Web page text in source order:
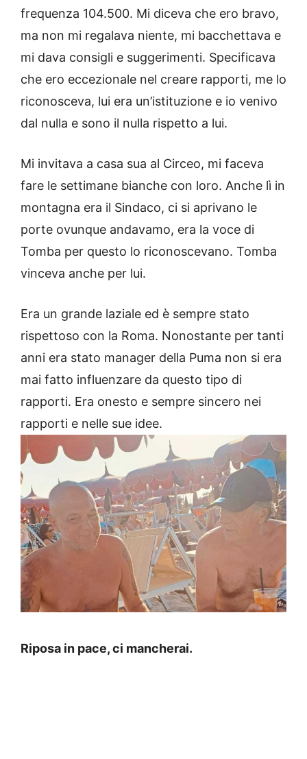
frequenza 104.500. Mi diceva che ero bravo,
ma non mi regalava niente, mi bacchettava e
mi dava consigli e suggerimenti. Specificava
che ero eccezionale nel creare rapporti, me lo
riconosceva, lui era un’istituzione e io venivo
dal nulla e sono il nulla rispetto a lui.
Mi invitava a casa sua al Circeo, mi faceva
fare le settimane bianche con loro. Anche lì in
montagna era il Sindaco, ci si aprivano le
porte ovunque andavamo, era la voce di
Tomba per questo lo riconoscevano. Tomba
vinceva anche per lui.
Era un grande laziale ed è sempre stato
rispettoso con la Roma. Nonostante per tanti
anni era stato manager della Puma non si era
mai fatto influenzare da questo tipo di
rapporti. Era onesto e sempre sincero nei
rapporti e nelle sue idee.
Riposa in pace, ci mancherai.